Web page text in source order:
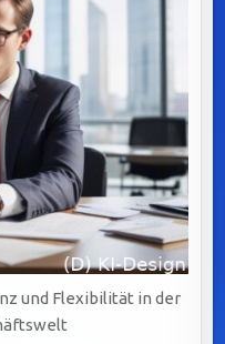
SICHERHEIT.
und Flexibilität in der